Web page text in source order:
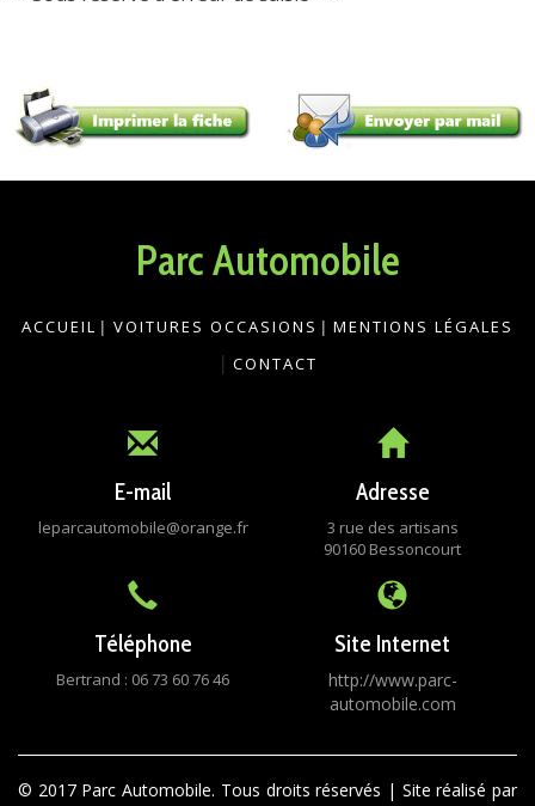
Parc Automobile
ACCUEIL | VOITURES OCCASIONS | MENTIONS LÉGALES
| CONTACT
E-mail
leparcautomobile@orange.fr
Adresse
3 rue des artisans
90160 Bessoncourt
Téléphone
Bertrand : 06 73 60 76 46
Site Internet
http://www.parc-
automobile.com
© 2017 Parc Automobile. Tous droits réservés | Site réalisé par